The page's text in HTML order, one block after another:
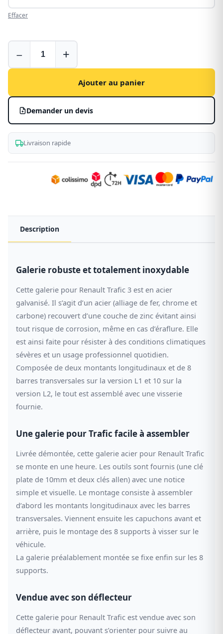
Effacer
pour
Renault
–
CRUZ
acier
galvanisé
noir
− +
Ajouter au panier
Demander un devis
Livraison rapide
Description
Galerie robuste et totalement inoxydable
Cette galerie pour Renault Trafic 3 est en acier
galvanisé. Il s’agit d’un acier (alliage de fer, chrome et
carbone) recouvert d’une couche de zinc évitant ainsi
tout risque de corrosion, même en cas d’éraflure. Elle
est ainsi faite pour résister à des conditions climatiques
sévères et un usage professionnel quotidien.
Composée de deux montants longitudinaux et de 8
barres transversales sur la version L1 et 10 sur la
version L2, le tout est assemblé avec une visserie
fournie.
Une galerie pour Trafic facile à assembler
Livrée démontée, cette galerie acier pour Renault Trafic
se monte en une heure. Les outils sont fournis (une clé
plate de 10mm et deux clés allen) avec une notice
simple et visuelle. Le montage consiste à assembler
d’abord les montants longitudinaux avec les barres
transversales. Viennent ensuite les capuchons avant et
arrière, puis le montage des 8 supports à visser sur le
véhicule.
La galerie préalablement montée se fixe enfin sur les 8
supports.
Vendue avec son déflecteur
Cette galerie pour Renault Trafic est vendue avec son
déflecteur avant, pouvant s’orienter pour suivre au